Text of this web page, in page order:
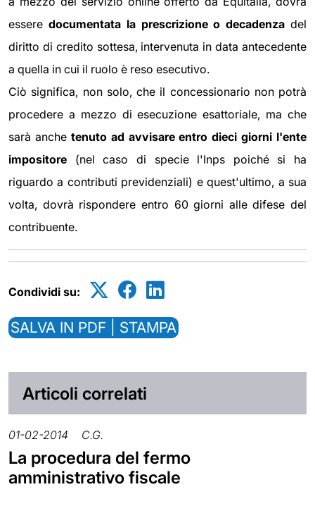
essere documentata la prescrizione o decadenza del
diritto di credito sottesa, intervenuta in data antecedente
a quella in cui il ruolo è reso esecutivo.
Ciò significa, non solo, che il concessionario non potrà
procedere a mezzo di esecuzione esattoriale, ma che
sarà anche tenuto ad avvisare entro dieci giorni l'ente
impositore (nel caso di specie l'Inps poiché si ha
riguardo a contributi previdenziali) e quest'ultimo, a sua
volta, dovrà rispondere entro 60 giorni alle difese del
contribuente.
Condividi su:
SALVA IN PDF | STAMPA
Articoli correlati
01-02-2014 C.G.
La procedura del fermo
amministrativo fiscale